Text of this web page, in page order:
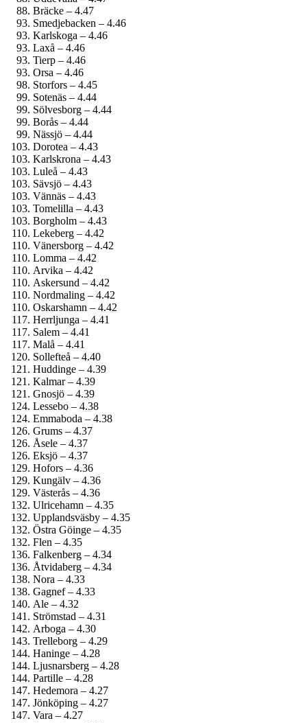
Bräcke – 4.47
Smedjebacken – 4.46
Karlskoga – 4.46
Laxå – 4.46
Tierp – 4.46
Orsa – 4.46
Storfors – 4.45
Sotenäs – 4.44
Sölvesborg – 4.44
Borås – 4.44
Nässjö – 4.44
Dorotea – 4.43
Karlskrona – 4.43
Luleå – 4.43
Sävsjö – 4.43
Vännäs – 4.43
Tomelilla – 4.43
Borgholm – 4.43
Lekeberg – 4.42
Vänersborg – 4.42
Lomma – 4.42
Arvika – 4.42
Askersund – 4.42
Nordmaling – 4.42
Oskarshamn – 4.42
Herrljunga – 4.41
Salem – 4.41
Malå – 4.41
Sollefteå – 4.40
Huddinge – 4.39
Kalmar – 4.39
Gnosjö – 4.39
Lessebo – 4.38
Emmaboda – 4.38
Grums – 4.37
Åsele – 4.37
Eksjö – 4.37
Hofors – 4.36
Kungälv – 4.36
Västerås – 4.36
Ulricehamn – 4.35
Upplandsväsby – 4.35
Östra Göinge – 4.35
Flen – 4.35
Falkenberg – 4.34
Åtvidaberg – 4.34
Nora – 4.33
Gagnef – 4.33
Ale – 4.32
Strömstad – 4.31
Arboga – 4.30
Trelleborg – 4.29
Haninge – 4.28
Ljusnarsberg – 4.28
Partille – 4.28
Hedemora – 4.27
Jönköping – 4.27
Vara – 4.27